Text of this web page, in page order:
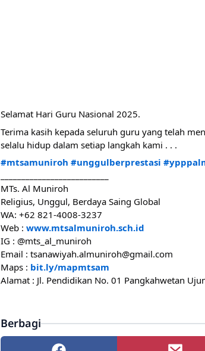
Selamat Hari Guru Nasional 2025.
Terima kasih kepada seluruh guru yang telah
selalu hidup dalam setiap langkah kami . . .
#mtsamuniroh #unggulberprestasi
‎MTs. Al Muniroh
‎Religius, Unggul, Berdaya Saing Global
‎WA: +62 821-4008-3237
‎Web : www.mtsalmuniroh.sch.id
‎IG : @mts_al_muniroh
‎Email : tsanawiyah.almuniroh@gmail.com
‎Maps : bit.ly/mapmtsam
‎Alamat : Jl. Pendidikan No. 01 Pangkahwetan
Berbagi